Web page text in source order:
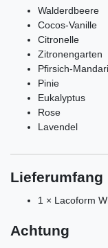
Walderdbeere
Cocos-Vanille
Citronelle
Zitronengarten
Pfirsich-
Pinie
Eukalyptus
Rose
Lavendel
Lieferumfang
1 × Lacoform
Achtung